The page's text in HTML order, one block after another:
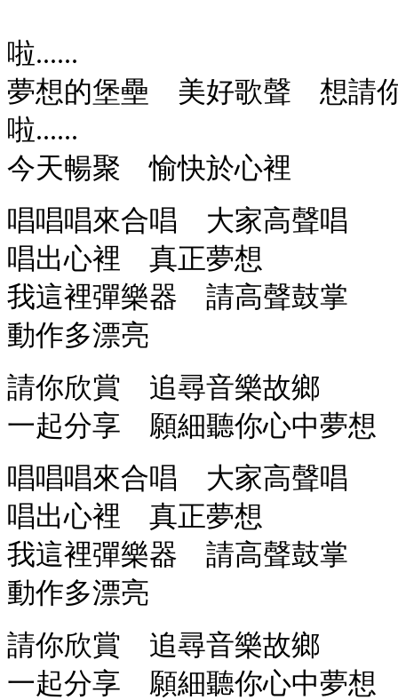
啦......
夢想的堡壘 美好歌聲 想請
啦......
今天暢聚 愉快於心裡
唱唱唱來合唱 大家高聲唱
唱出心裡 真正夢想
我這裡彈樂器 請高聲鼓掌
動作多漂亮
請你欣賞 追尋音樂故鄉
一起分享 願細聽你心中夢想
唱唱唱來合唱 大家高聲唱
唱出心裡 真正夢想
我這裡彈樂器 請高聲鼓掌
動作多漂亮
請你欣賞 追尋音樂故鄉
一起分享 願細聽你心中夢想